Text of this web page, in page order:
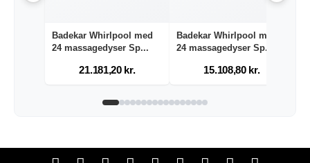
Badekar Whirlpool med
24 massagedyser Sp...
21.181,20 kr.
Badekar Whirlpool med
24 massagedyser Sp...
15.108,80 kr.